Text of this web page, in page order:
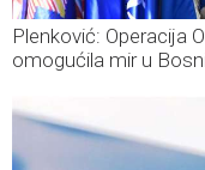
Plenković: Operacija
omogućila mir u